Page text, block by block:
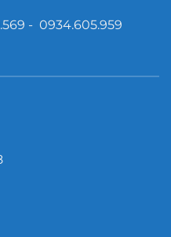
- 0934.605.959